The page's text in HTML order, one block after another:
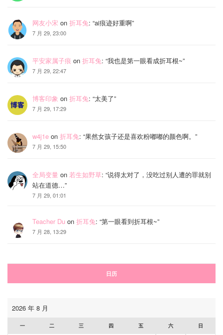
网友小宋 on 折耳兔: “ai痕迹好重啊”
7 月 29, 23:00
平安家属子痕 on 折耳兔: “我也是第一眼看成折耳根~”
7 月 29, 22:47
博客印象 on 折耳兔: “太美了”
7 月 29, 17:29
w4j1e on 折耳兔: “果然女孩子还是喜欢粉嘟嘟的颜色啊。 ”
7 月 29, 15:50
全局变量 on 若生如野草: “说得太对了，没吃过别人遭的罪就别
站在道德…”
7 月 29, 01:01
Teacher Du on 折耳兔: “第一眼看到折耳根~”
7 月 28, 13:29
日历
2026 年 8 月
一 二 三 四 五 六 日